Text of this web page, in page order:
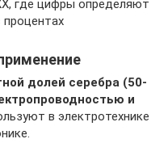
где цифры определяют
долей серебра (50-
и
в электротехнике